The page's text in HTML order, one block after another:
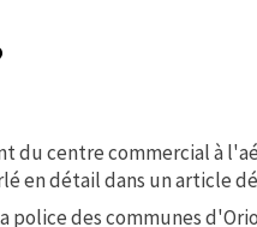
du centre commercial à
en détail dans un article
des communes